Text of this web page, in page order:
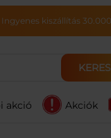
Ingyenes kiszállítás
akció Akciók